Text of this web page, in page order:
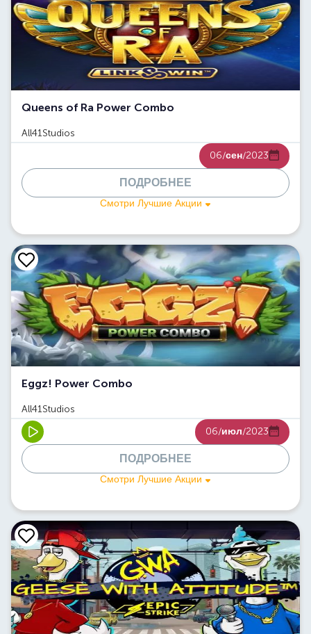
Queens of Ra Power Combo
All41Studios
06/сен/2023
ПОДРОБНЕЕ
Смотри Лучшие Акции
Eggz! Power Combo
All41Studios
06/июл/2023
ПОДРОБНЕЕ
Смотри Лучшие Акции